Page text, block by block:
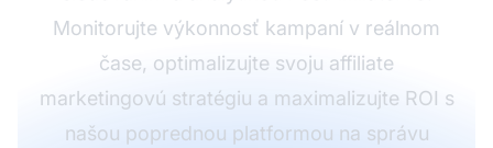
Monitorujte výkonnosť kampaní v reálnom
čase, optimalizujte svoju affiliate
marketingovú stratégiu a maximalizujte ROI s
našou poprednou platformou na správu